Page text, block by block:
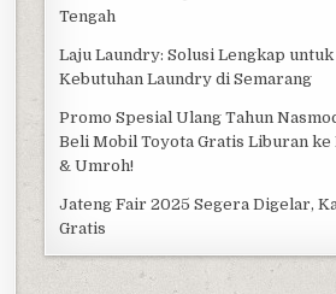
Tengah
Laju Laundry: Solusi Lengkap untuk
Kebutuhan Laundry di Semarang
Promo Spesial Ulang Tahun
Beli Mobil Toyota Gratis Liburan ke
& Umroh!
Jateng Fair 2025 Segera Digelar,
Gratis